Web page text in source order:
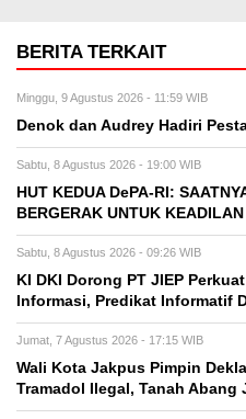
BERITA TERKAIT
Minggu, 9 Agustus 2026 - 11:59 WIB
Denok dan Audrey Hadiri
Sabtu, 8 Agustus 2026 - 19:00 WIB
HUT KEDUA DePA-RI:
BERGERAK UNTUK KEADILAN
Sabtu, 8 Agustus 2026 - 09:26 WIB
KI DKI Dorong PT JIEP
Informasi, Predikat Informatif
Jumat, 7 Agustus 2026 - 17:15 WIB
Wali Kota Jakpus Pimpin
Tramadol Ilegal, Tanah Abang